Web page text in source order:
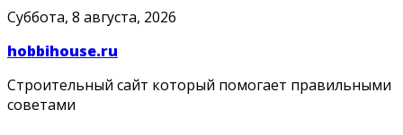
Skip
content
Суббота, 8 августа, 2026
hobbihouse.ru
Строительный сайт который помогает правильными
советами